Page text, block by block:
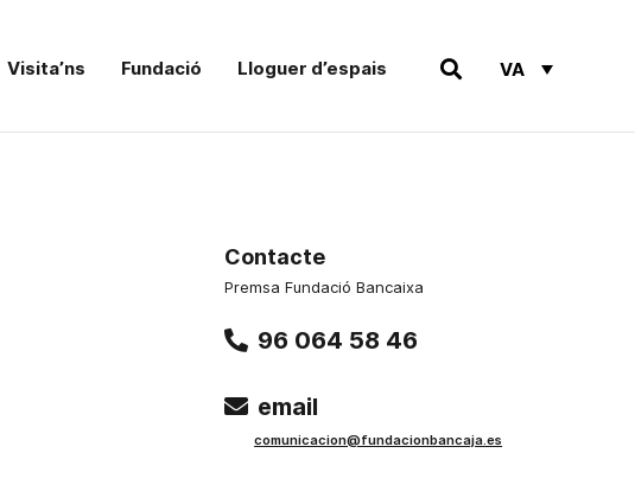
Visita’ns Fundació Lloguer d’espais VA
Contacte
Premsa Fundació Bancaixa
96 064 58 46
email
comunicacion@fundacionbancaja.es